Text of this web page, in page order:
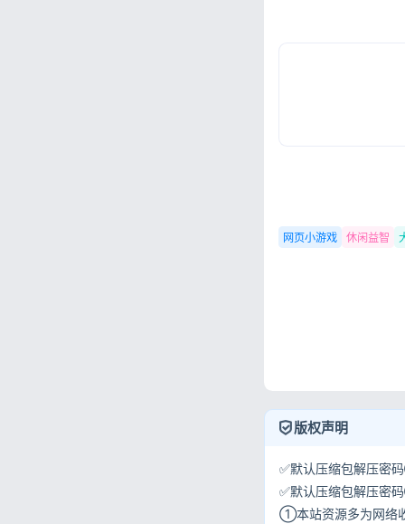
网页小游戏 休闲益智
版权声明
✅默认压缩包解压
✅默认压缩包解压
①本站资源多为网络